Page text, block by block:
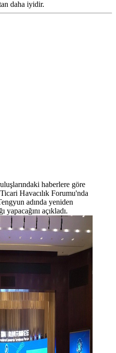
daha iyidir.
haberlere göre
Havacılık Forumu'nda
adında yeniden
açıkladı.